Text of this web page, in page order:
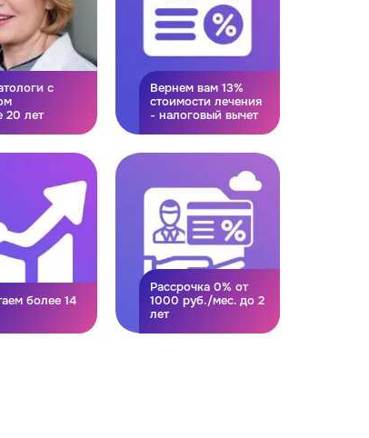
с
20 лет
Вернем вам 13%
стоимости лечения
- налоговый вычет
более 14
Рассрочка 0% от
1000 руб./мес. до 2
лет